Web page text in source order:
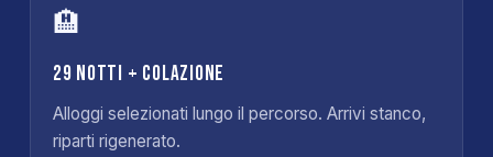
🏨
29 notti + colazione
Alloggi selezionati lungo il percorso. Arrivi stanco,
riparti rigenerato.